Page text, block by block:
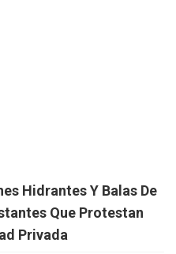
Hidrantes Y Balas De
Que Protestan
Privada